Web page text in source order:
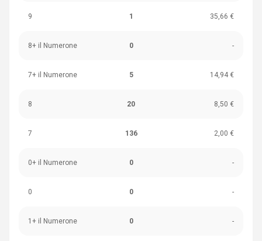
9 1 35,66 €
8+ il Numerone 0 -
7+ il Numerone 5 14,94 €
8 20 8,50 €
7 136 2,00 €
0+ il Numerone 0 -
0 0 -
1+ il Numerone 0 -